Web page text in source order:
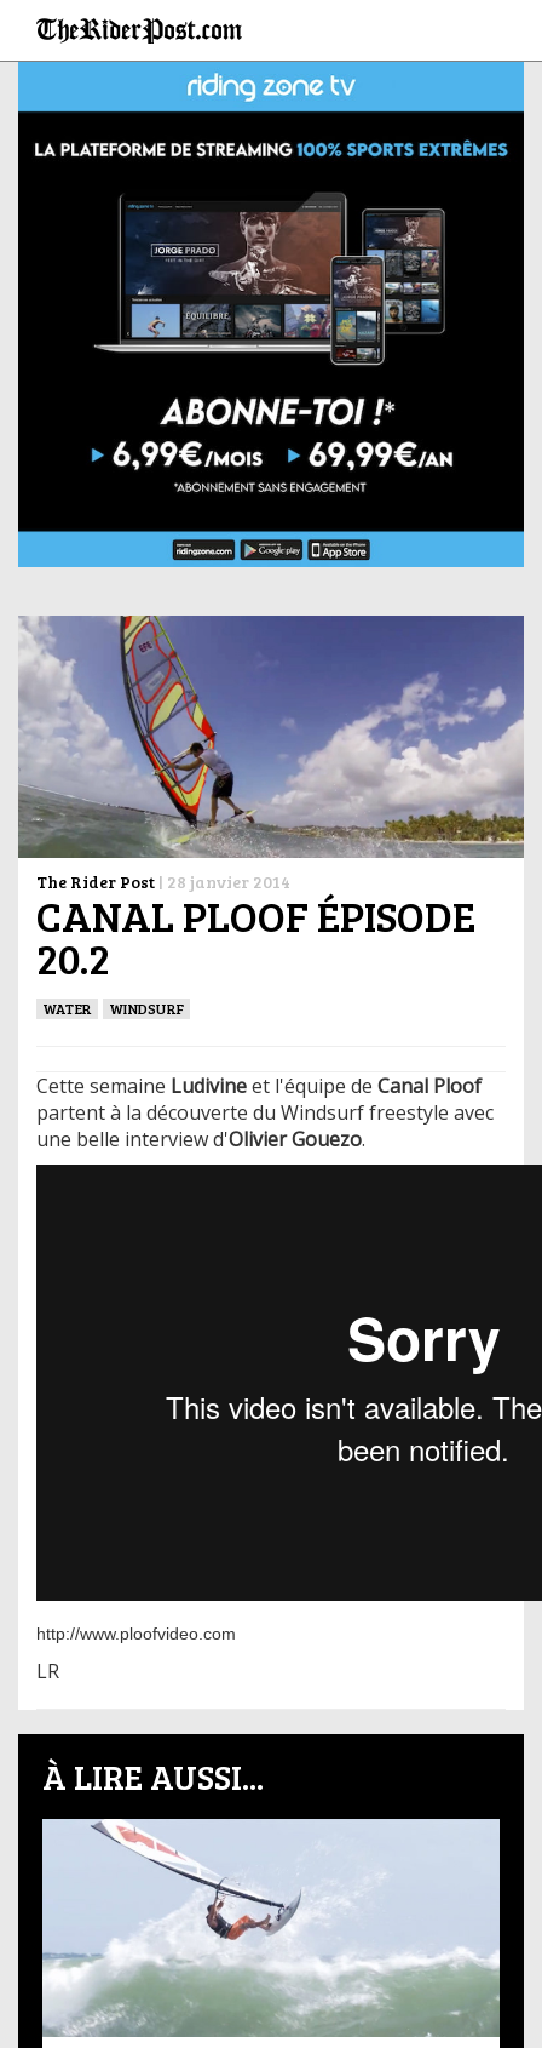
The Rider Post | 28 janvier 2014
CANAL PLOOF ÉPISODE
20.2
WATER WINDSURF
Cette semaine Ludivineet l'équipe de Canal Ploof
partent à la découverte du Windsurf freestyle avec
une belle interview d'Olivier Gouezo.
http://www.ploofvideo.com
LR
À LIRE AUSSI...